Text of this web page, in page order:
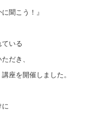
聞こう！』
いる
だき、
座を開催しました。